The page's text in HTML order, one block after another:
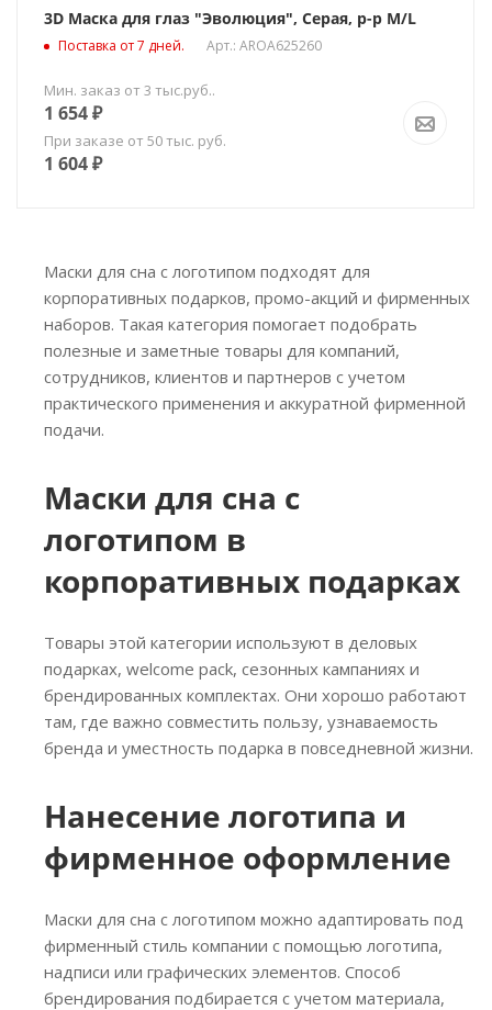
3D Маска для глаз "Эволюция", Серая, р-р M/L
Поставка от 7 дней. Арт.: AROA625260
Мин. заказ от 3 тыс.руб..
1 654₽
При заказе от 50 тыс. руб.
1 604₽
Маски для сна с логотипом подходят для
корпоративных подарков, промо-акций и фирменных
наборов. Такая категория помогает подобрать
полезные и заметные товары для компаний,
сотрудников, клиентов и партнеров с учетом
практического применения и аккуратной фирменной
подачи.
Маски для сна с
логотипом в
корпоративных подарках
Товары этой категории используют в деловых
подарках, welcome pack, сезонных кампаниях и
брендированных комплектах. Они хорошо работают
там, где важно совместить пользу, узнаваемость
бренда и уместность подарка в повседневной жизни.
Нанесение логотипа и
фирменное оформление
Маски для сна с логотипом можно адаптировать под
фирменный стиль компании с помощью логотипа,
надписи или графических элементов. Способ
брендирования подбирается с учетом материала,